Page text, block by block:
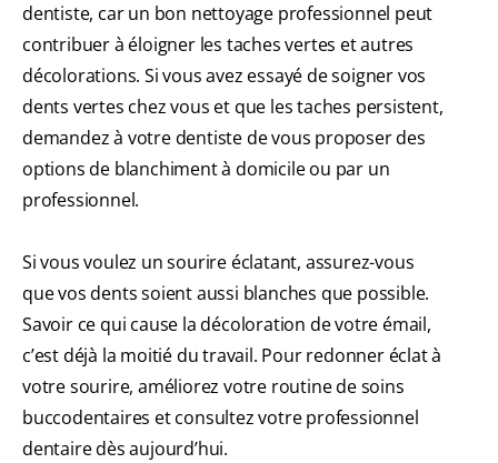
dentiste, car un bon nettoyage professionnel peut
contribuer à éloigner les taches vertes et autres
décolorations. Si vous avez essayé de soigner vos
dents vertes chez vous et que les taches persistent,
demandez à votre dentiste de vous proposer des
options de blanchiment à domicile ou par un
professionnel.
Si vous voulez un sourire éclatant, assurez-vous
que vos dents soient aussi blanches que possible.
Savoir ce qui cause la décoloration de votre émail,
c’est déjà la moitié du travail. Pour redonner éclat à
votre sourire, améliorez votre routine de soins
buccodentaires et consultez votre professionnel
dentaire dès aujourd’hui.